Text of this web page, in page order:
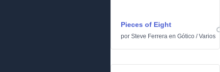
Pieces of Eight
por Steve Ferrera en Gótico /Varios